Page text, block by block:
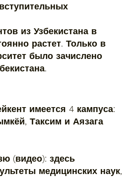
из Узбекистана в
растет. Только в
было зачислено
имеется 4 кампуса:
Таксим и Аязага
(видео): здесь
медицинских наук,